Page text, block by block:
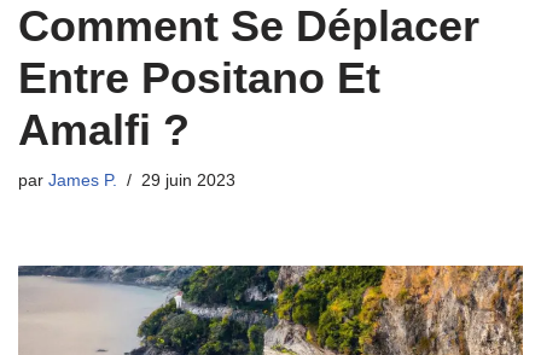
Comment Se Déplacer
Entre Positano Et
Amalfi ?
par James P. 29 juin 2023